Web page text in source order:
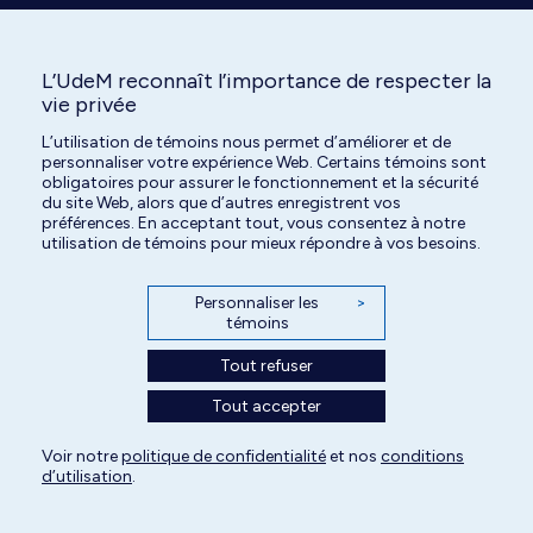
Tous droits réservés | Centre hospitalier universitaire vétérinaire de l'Université
de Montréal | 2026
Paramètres des témoins
L’UdeM reconnaît l’importance de respecter la
vie privée
L’utilisation de témoins nous permet d’améliorer et de
personnaliser votre expérience Web. Certains témoins sont
obligatoires pour assurer le fonctionnement et la sécurité
du site Web, alors que d’autres enregistrent vos
préférences. En acceptant tout, vous consentez à notre
utilisation de témoins pour mieux répondre à vos besoins.
Personnaliser les
témoins
>
Tout refuser
Tout accepter
Voir notrepolitique de confidentialitéet nos conditions
d’utilisation.